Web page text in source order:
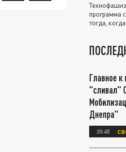
программа
тогда,
Главное к
"сливал"
Днепра"
20:45